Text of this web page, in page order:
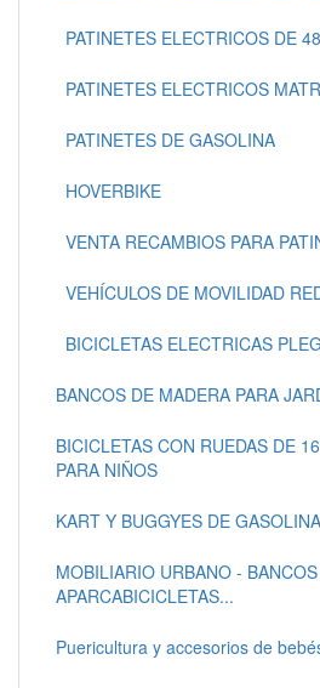
PATINETES ELECTRICOS DE
PATINETES ELECTRICOS
PATINETES DE GASOLINA
HOVERBIKE
VENTA RECAMBIOS PARA
VEHÍCULOS DE MOVILIDAD
BICICLETAS ELECTRICAS
BANCOS DE MADERA PARA
BICICLETAS CON RUEDAS DE
PARA NIÑOS
KART Y BUGGYES DE GASOLINA
MOBILIARIO URBANO -
APARCABICICLETAS...
Puericultura y accesorios de